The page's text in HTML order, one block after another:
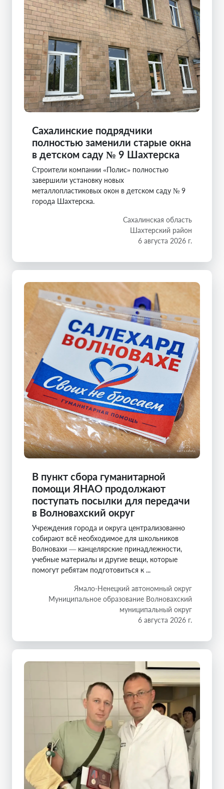
Сахалинские подрядчики
полностью заменили старые окна
в детском саду № 9 Шахтерска
Строители компании «Полис» полностью
завершили установку новых
металлопластиковых окон в детском саду № 9
города Шахтерска.
Сахалинская область
Шахтерский район
6 августа 2026 г.
В пункт сбора гуманитарной
помощи ЯНАО продолжают
поступать посылки для передачи
в Волновахский округ
Учреждения города и округа централизованно
собирают всё необходимое для школьников
Волновахи — канцелярские принадлежности,
учебные материалы и другие вещи, которые
помогут ребятам подготовиться к ...
Ямало-Ненецкий автономный округ
Муниципальное образование Волновахский
муниципальный округ
6 августа 2026 г.